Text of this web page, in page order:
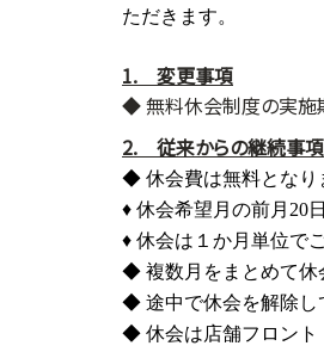
ただきます。
1. 変更事項
◆ 無料休会制度の実施
2. 従来からの継続事項
◆ 休会費は無料となり
♦ 休会希望月の前月20
♦ 休会は１か月単位で
◆ 複数月をまとめて休
◆ 途中で休会を解除し
◆ 休会は店舗フロン